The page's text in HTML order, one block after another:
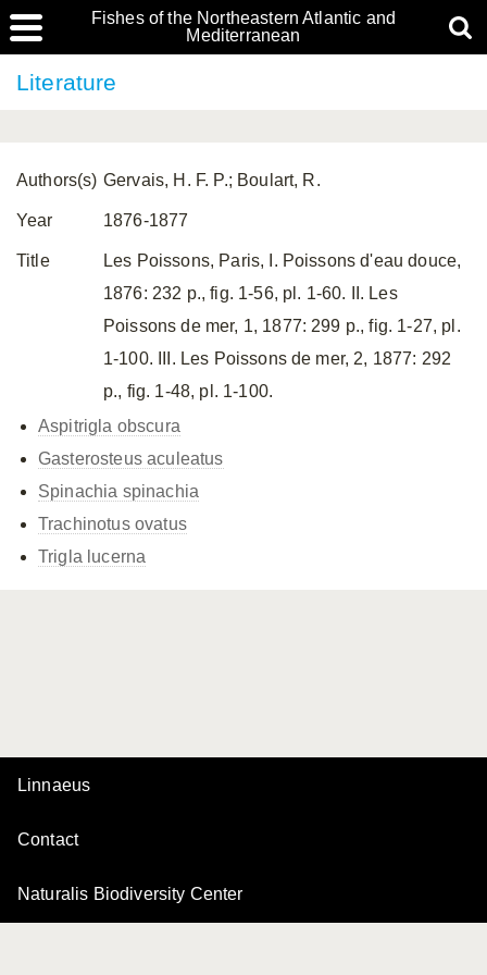
Fishes of the Northeastern Atlantic and
Mediterranean
Literature
Authors(s) Gervais, H. F. P.; Boulart, R.
Year 1876-1877
Title
Les Poissons, Paris, I. Poissons d'eau douce,
1876: 232 p., fig. 1-56, pl. 1-60. II. Les
Poissons de mer, 1, 1877: 299 p., fig. 1-27, pl.
1-100. III. Les Poissons de mer, 2, 1877: 292
p., fig. 1-48, pl. 1-100.
Aspitrigla obscura
Gasterosteus aculeatus
Spinachia spinachia
Trachinotus ovatus
Trigla lucerna
Linnaeus
Contact
Naturalis Biodiversity Center